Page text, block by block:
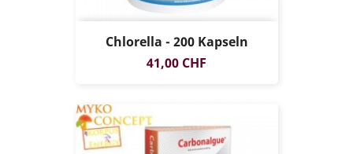
Chlorella - 200 Kapseln
Preis
41,00 CHF